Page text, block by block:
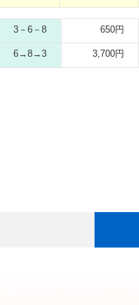
3－6－8 650円
6→8→3 3,700円